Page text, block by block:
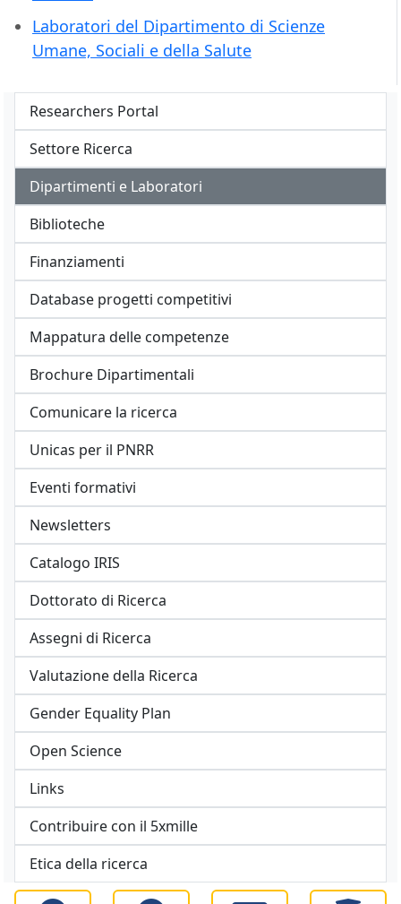
Laboratori del Dipartimento di Scienze
Umane, Sociali e della Salute
Researchers Portal
Settore Ricerca
Dipartimenti e Laboratori
Biblioteche
Finanziamenti
Database progetti competitivi
Mappatura delle competenze
Brochure Dipartimentali
Comunicare la ricerca
Unicas per il PNRR
Eventi formativi
Newsletters
Catalogo IRIS
Dottorato di Ricerca
Assegni di Ricerca
Valutazione della Ricerca
Gender Equality Plan
Open Science
Links
Contribuire con il 5xmille
Etica della ricerca